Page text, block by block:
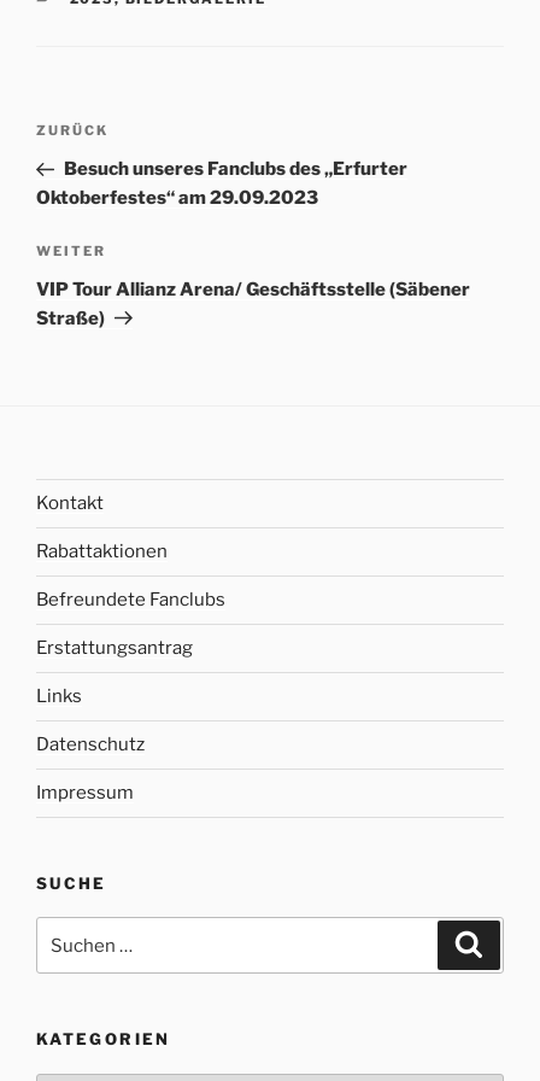
Beitrags-
Vorheriger
Beitrag
ZURÜCK
Besuch unseres Fanclubs des „Erfurter
Oktoberfestes“ am 29.09.2023
Nächster
Beitrag
WEITER
VIP Tour Allianz Arena/ Geschäftsstelle (Säbener
Straße)
Kontakt
Rabattaktionen
Befreundete Fanclubs
Erstattungsantrag
Links
Datenschutz
Impressum
SUCHE
nach:
KATEGORIEN